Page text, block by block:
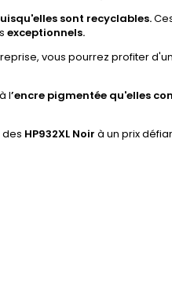
sont recyclables.
exceptionnels.
vous pourrez profiter
l’encre pigmentée qu'elles
HP932XL Noir à un prix